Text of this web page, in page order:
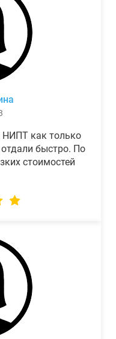
НИПТ как только
быстро. По
стоимостей